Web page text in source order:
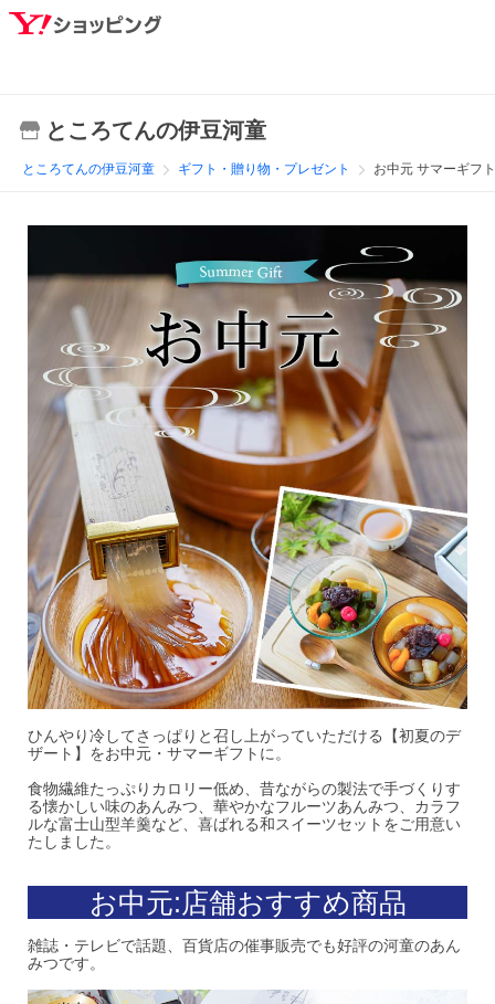
ところてんの伊豆河童
ところてんの伊豆河童 ギフト・贈り物・プレゼント お中元 サマーギフ
ひんやり冷してさっぱりと召し上がっていただける【初夏のデ
ザート】をお中元・サマーギフトに。
食物繊維たっぷりカロリー低め、昔ながらの製法で手づくりす
る懐かしい味のあんみつ、華やかなフルーツあんみつ、カラフ
ルな富士山型羊羹など、喜ばれる和スイーツセットをご用意い
たしました。
お中元:店舗おすすめ商品
雑誌・テレビで話題、百貨店の催事販売でも好評の河童のあん
みつです。